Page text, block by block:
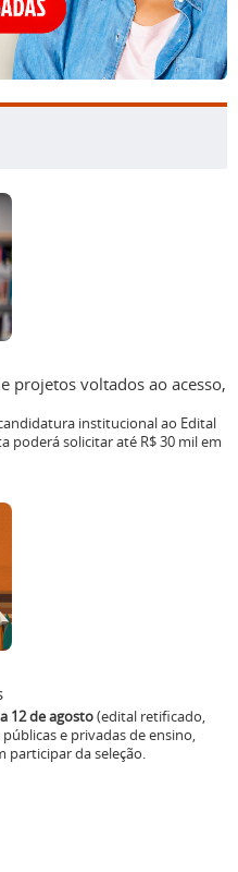
projetos voltados ao acesso,
institucional ao Edital
poderá solicitar até R$ 30 mil em
12 de agosto(edital retificado,
e privadas de ensino,
participar da seleção.